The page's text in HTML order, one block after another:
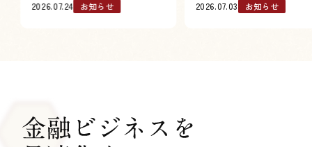
2026.07.24 お知らせ 2026.07.03 お知らせ